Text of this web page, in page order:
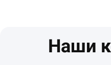
Наши